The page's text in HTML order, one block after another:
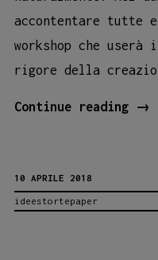
accontentare tutte
workshop che
rigore della
Continue reading
Un
→
10 APRILE 2018
ideestortepaper